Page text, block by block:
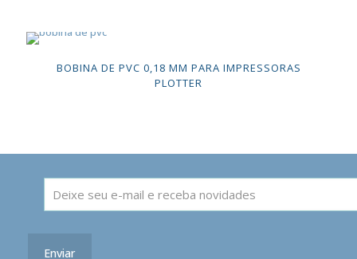
BOBINA DE PVC 0,18 MM PARA IMPRESSORAS
PLOTTER